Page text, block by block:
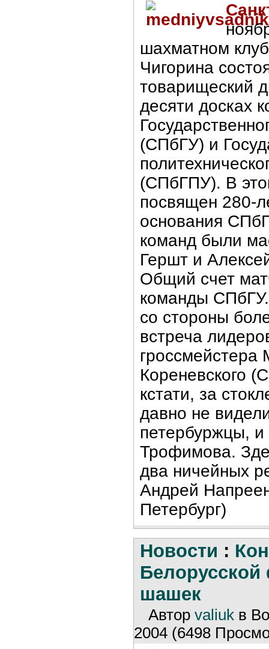
шахматном
Чигорина
товарищеский
десяти досках
(СПбГУ) и
(СПбГПУ). В
посвящен 280-
основания
команд были
Гершт и
Общий счет
команды
со стороны
встреча
гроссмейстера
Кореневского
кстати, за
давно не
петербуржцы,
Трофимова.
два ничейных
Андрей
Петербург)
Новости :
шашек
Автор valiuk в
2004 (6498